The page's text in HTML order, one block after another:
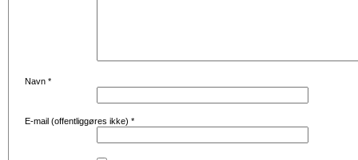
Navn *
E-mail (offentliggøres ikke) *